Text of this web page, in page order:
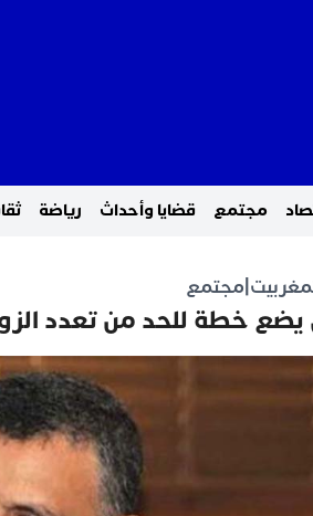
مجتمع قضايا وأحداث رياضة
مجتمع
خطة للحد من تعدد